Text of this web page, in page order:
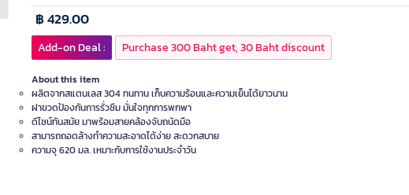
฿ 429.00
Add-on Deal : Purchase 300 Baht get, 30 Baht discount
About this item
ผลิตจากสแตนเลส 304 ทนทาน เก็บความร้อนและความเย็นได้ยาวนาน
ฝาขวดป้องกันการรั่วซึม มั่นใจทุกการพกพา
ดีไซน์ทันสมัย มาพร้อมสายคล้องจับถนัดมือ
สามารถถอดล้างทำความสะอาดได้ง่าย สะดวกสบาย
ความจุ 620 มล. เหมาะกับการใช้งานประจำวัน